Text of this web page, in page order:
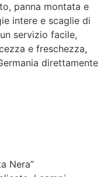
panna montata e
intere e scaglie di
servizio facile,
e freschezza,
direttamente
Nera”